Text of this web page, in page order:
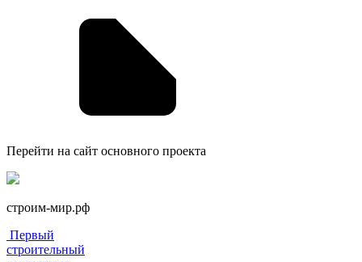
Перейти на сайт основного проекта
строим-мир.рф
Первый
строительный